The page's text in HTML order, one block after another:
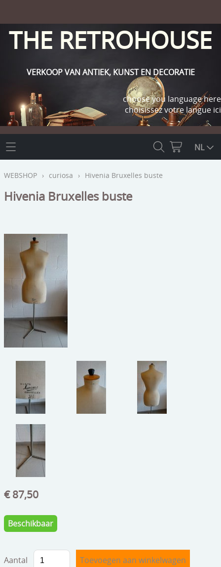
THE RETROHOUSE
VERKOOP VAN ANTIEK, KUNST EN DECORATIE
choose you language here
choisissez votre langue ici
THE RETROHOUSE
WEBSHOP
OUTLET
beelden
meubels
reclamevoorwerpen/merken
curiosa
schilderijen
porselein/aardewerk
medailles/munten/bankbiljetten
ets/tekening/litho/gravure
glaswerk
lamp/luchter
speelgoed
zilverwerk
klokken
tapijten
boeken
INFO
CONTACT
NL
WEBSHOP › curiosa › Hivenia Bruxelles buste
Hivenia Bruxelles buste
€ 87,50
Beschikbaar
Aantal